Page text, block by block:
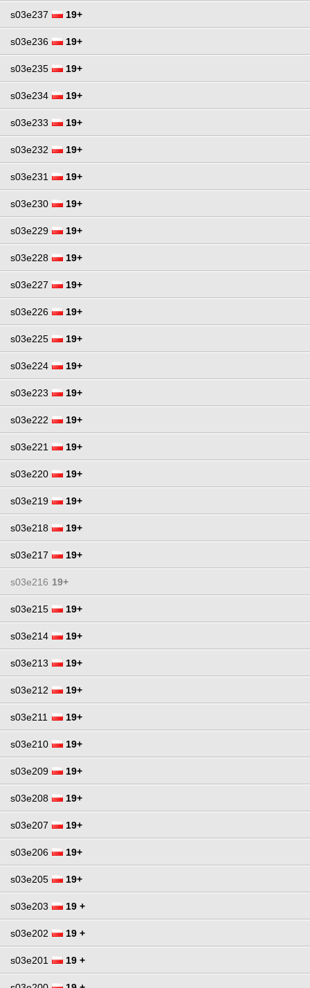
s03e237 19+
s03e236 19+
s03e235 19+
s03e234 19+
s03e233 19+
s03e232 19+
s03e231 19+
s03e230 19+
s03e229 19+
s03e228 19+
s03e227 19+
s03e226 19+
s03e225 19+
s03e224 19+
s03e223 19+
s03e222 19+
s03e221 19+
s03e220 19+
s03e219 19+
s03e218 19+
s03e217 19+
s03e216 19+
s03e215 19+
s03e214 19+
s03e213 19+
s03e212 19+
s03e211 19+
s03e210 19+
s03e209 19+
s03e208 19+
s03e207 19+
s03e206 19+
s03e205 19+
s03e203 19 +
s03e202 19 +
s03e201 19 +